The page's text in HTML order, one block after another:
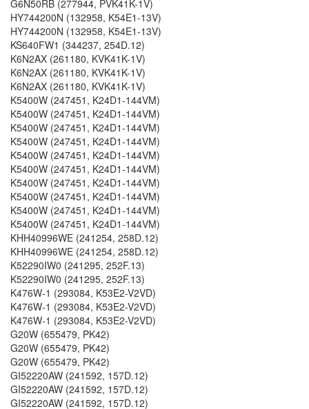
G6N50RB (277944, PVK41K-1V)
HY744200N (132958, K54E1-13V)
HY744200N (132958, K54E1-13V)
KS640FW1 (344237, 254D.12)
K6N2AX (261180, KVK41K-1V)
K6N2AX (261180, KVK41K-1V)
K6N2AX (261180, KVK41K-1V)
K5400W (247451, K24D1-144VM)
K5400W (247451, K24D1-144VM)
K5400W (247451, K24D1-144VM)
K5400W (247451, K24D1-144VM)
K5400W (247451, K24D1-144VM)
K5400W (247451, K24D1-144VM)
K5400W (247451, K24D1-144VM)
K5400W (247451, K24D1-144VM)
K5400W (247451, K24D1-144VM)
K5400W (247451, K24D1-144VM)
KHH40996WE (241254, 258D.12)
KHH40996WE (241254, 258D.12)
K52290IW0 (241295, 252F.13)
K52290IW0 (241295, 252F.13)
K476W-1 (293084, K53E2-V2VD)
K476W-1 (293084, K53E2-V2VD)
K476W-1 (293084, K53E2-V2VD)
G20W (655479, PK42)
G20W (655479, PK42)
G20W (655479, PK42)
GI52220AW (241592, 157D.12)
GI52220AW (241592, 157D.12)
GI52220AW (241592, 157D.12)